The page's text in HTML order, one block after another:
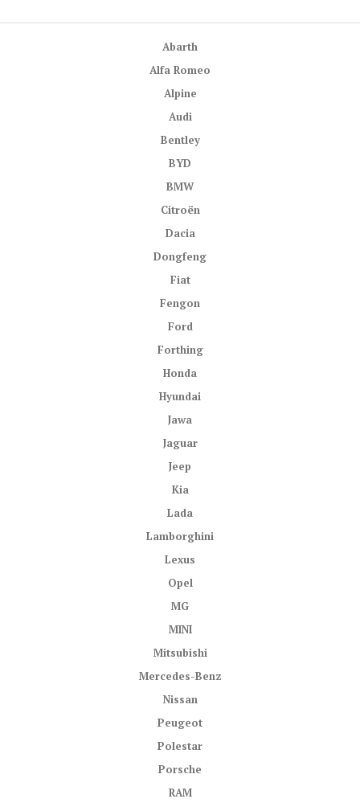
příspěvky
Abarth
Alfa Romeo
Alpine
Audi
Bentley
BYD
BMW
Citroën
Dacia
Dongfeng
Fiat
Fengon
Ford
Forthing
Honda
Hyundai
Jawa
Jaguar
Jeep
Kia
Lada
Lamborghini
Lexus
Opel
MG
MINI
Mitsubishi
Mercedes-Benz
Nissan
Peugeot
Polestar
Porsche
RAM